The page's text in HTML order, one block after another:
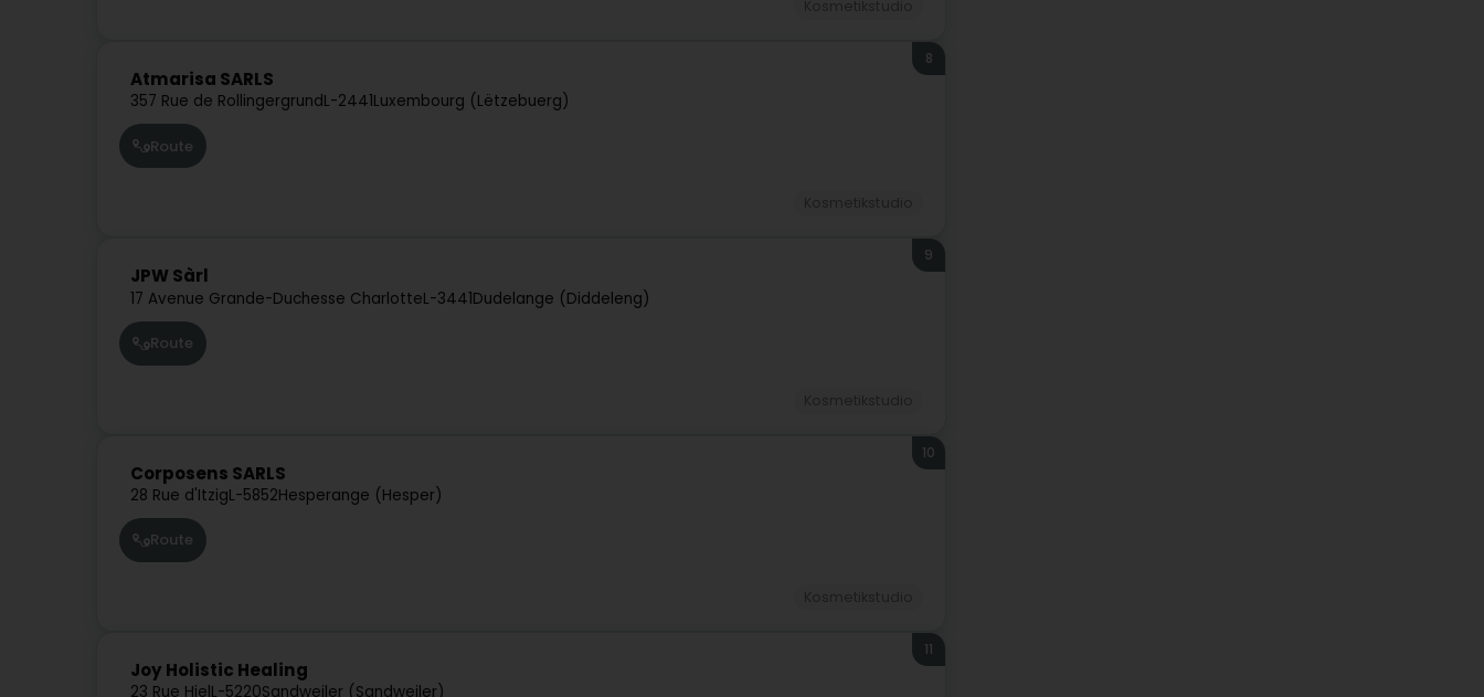
Atmarisa SARLS
357 Rue de RollingergrundL-2441Luxembourg (Lëtzebuerg)
8
Route
JPW Sàrl
17 Avenue Grande-Duchesse CharlotteL-3441Dudelange (Diddeleng)
9
Route
Corposens SARLS
28 Rue d'ItzigL-5852Hesperange (Hesper)
10
Route
Joy Holistic Healing
23 Rue Hiel L-5220Sandweiler (Sandweiler)
11